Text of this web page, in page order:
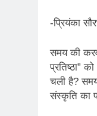
-प्रियंका
समय की
प्रतिष्ठा”
चली है?
संस्कृति का